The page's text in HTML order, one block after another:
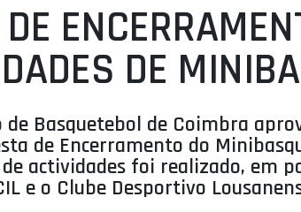
DE
de Basquetebol de Coimbra
de Encerramento do
actividades foi realizado, em
e o Clube Desportivo